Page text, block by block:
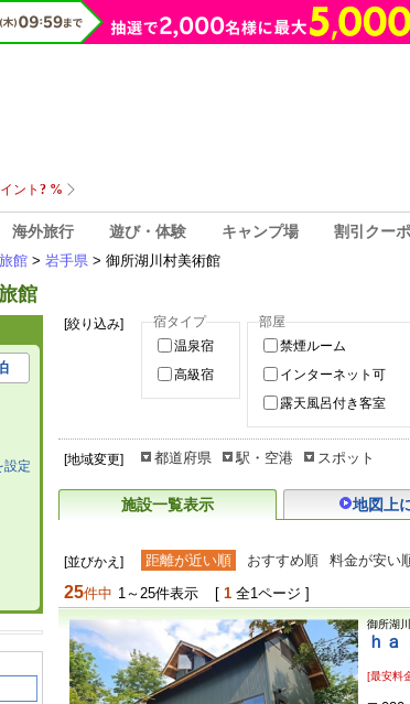
海外旅行 遊び・体験 キャンプ場 割引クー
館 > 岩手県 > 御所湖川村美術館
館
[絞り込み]
宿タイプ
温泉宿
高級宿
部屋
禁煙ルーム
インターネット可
露天風呂付き客室
[地域変更] 都道府県 駅・空港 スポット
施設一覧表示 地図上
[並びかえ] 距離が近い順 おすすめ順 料金が安い
25件中 1～25件表示 [ 1 全1ページ ]
御所湖
ｈ
[最安料
設定